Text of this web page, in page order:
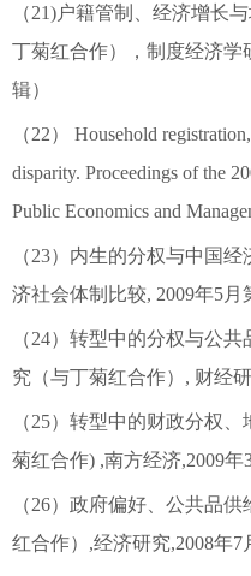
（21)户籍管制、经济增长
丁菊红合作），制度经济学
辑）
（22） Household
disparity. Proceedings of the
Public Economics and
（23）内生的分权与中国
济社会体制比较, 2009年5月
（24）转型中的分权与公
究（与丁菊红合作）, 财经
（25）转型中的财政分权
菊红合作) ,南方经济,2009年
（26）政府偏好、公共品
红合作）,经济研究,2008年7